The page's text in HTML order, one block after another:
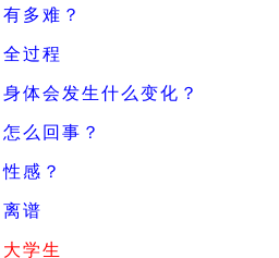
有多难？
全过程
身体会发生什么变化？
怎么回事？
性感？
离谱
大学生